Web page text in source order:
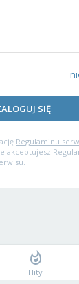
SIĘ
Regulaminu
akceptujesz
Hity